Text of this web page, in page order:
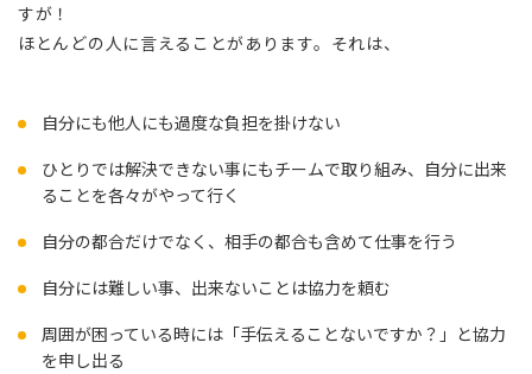
すが！
ほとんどの人に言えることがあります。それは、
自分にも他人にも過度な負担を掛けない
ひとりでは解決できない事にもチームで取り組み、自分に出来
ることを各々がやって行く
自分の都合だけでなく、相手の都合も含めて仕事を行う
自分には難しい事、出来ないことは協力を頼む
周囲が困っている時には「手伝えることないですか？」と協力
を申し出る